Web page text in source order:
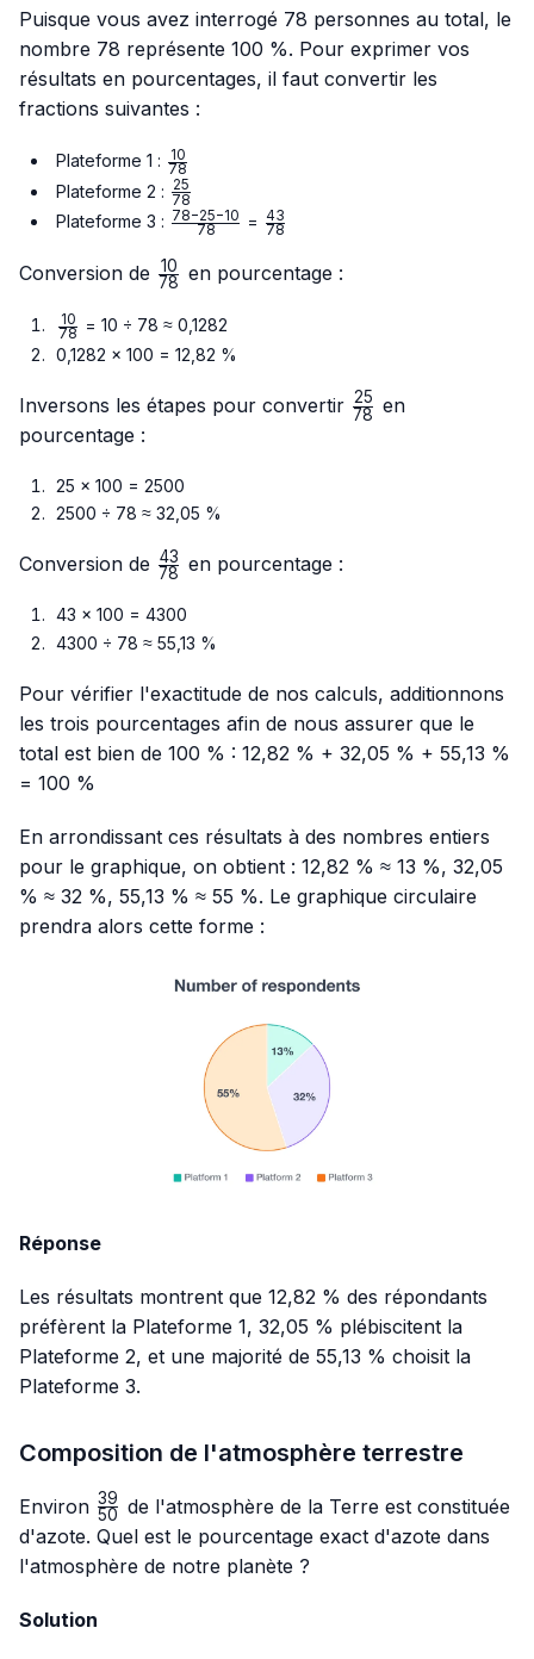
Puisque vous avez interrogé 78 personnes au total, le
nombre 78 représente 100 %. Pour exprimer vos
résultats en pourcentages, il faut convertir les
fractions suivantes :
Plateforme 1 : \frac{10}
{78}
78
10
Plateforme 2 : \frac{25}
{78}
78
25
Plateforme 3 : \frac{78
10}{78}
78
78−25−10 = \frac{43}
78
43
Conversion de \frac{10}
78
10 en pourcentage :
\frac{10}
{78}
78
10
= 10 ÷ 78 ≈ 0,1282
0,1282 × 100 = 12,82 %
Inversons les étapes pour convertir \frac{25}
78
25 en
pourcentage :
25 × 100 = 2500
2500 ÷ 78 ≈ 32,05 %
Conversion de \frac{43}
78
43 en pourcentage :
43 × 100 = 4300
4300 ÷ 78 ≈ 55,13 %
Pour vérifier l'exactitude de nos calculs, additionnons
les trois pourcentages afin de nous assurer que le
total est bien de 100 % : 12,82 % + 32,05 % + 55,13 %
= 100 %
En arrondissant ces résultats à des nombres entiers
pour le graphique, on obtient : 12,82 % ≈ 13 %, 32,05
% ≈ 32 %, 55,13 % ≈ 55 %. Le graphique circulaire
prendra alors cette forme :
Réponse
Les résultats montrent que 12,82 % des répondants
préfèrent la Plateforme 1, 32,05 % plébiscitent la
Plateforme 2, et une majorité de 55,13 % choisit la
Plateforme 3.
Composition de l'atmosphère terrestre
Environ \frac{39}
{50}
50
39 de l'atmosphère de la Terre est constituée
d'azote. Quel est le pourcentage exact d'azote dans
l'atmosphère de notre planète ?
Solution